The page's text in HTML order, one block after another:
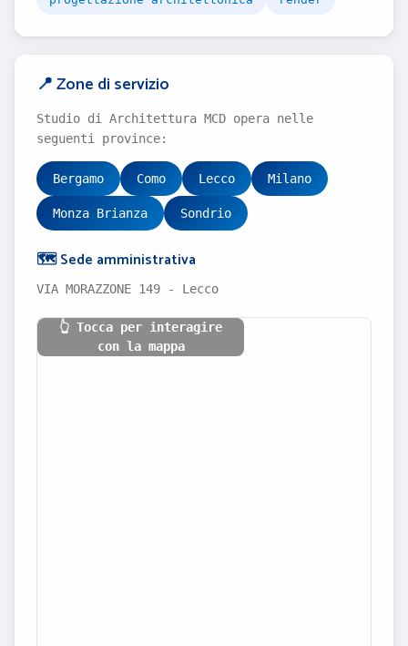
📍 Zone di servizio
Studio di Architettura MCD opera nelle
seguenti province:
Bergamo Como Lecco Milano
Monza Brianza Sondrio
🗺️ Sede amministrativa
VIA MORAZZONE 149 - Lecco
👆 Tocca per interagire
con la mappa